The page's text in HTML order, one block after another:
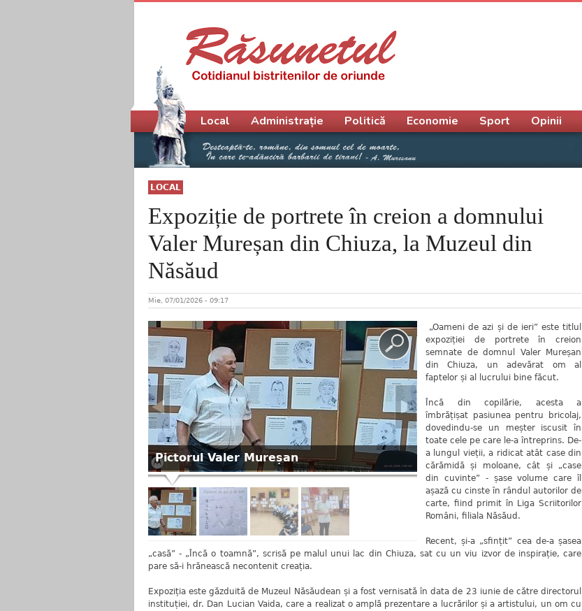
LOCAL
Expoziție de portrete în creion a domnului
Valer Mureșan din Chiuza, la Muzeul din
Năsăud
Mie, 07/01/2026 - 09:17
Pictorul Valer Mureșan
„Oameni de azi și de ieri” este titlul
expoziției de portrete în creion
semnate de domnul Valer Mureșan
din Chiuza, un adevărat om al
faptelor și al lucrului bine făcut.
Încă din copilărie, acesta a
îmbrățișat pasiunea pentru bricolaj,
dovedindu-se un meșter iscusit în
toate cele pe care le-a întreprins. De-
a lungul vieții, a ridicat atât case din
cărămidă și moloane, cât și „case
din cuvinte” - șase volume care îl
așază cu cinste în rândul autorilor de
carte, fiind primit în Liga Scriitorilor
Români, filiala Năsăud.
Recent, și-a „sfințit” cea de-a șasea
„casă” - „Încă o toamnă”, scrisă pe malul unui lac din Chiuza, sat cu un viu izvor de inspirație, care
pare să-i hrănească necontenit creația.
Expoziția este găzduită de Muzeul Năsăudean și a fost vernisată în data de 23 iunie de către directorul
instituției, dr. Dan Lucian Vaida, care a realizat o amplă prezentare a lucrărilor și a artistului, un om cu
Meniu principal
Local Administrație Politică Economie Sport Opinii